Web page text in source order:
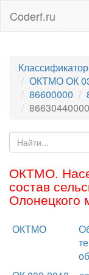
Coderf.ru
ОКТМО ОК
86600000
86630440000
ОКТМО.
состав
Олонецкого
ОКТМО